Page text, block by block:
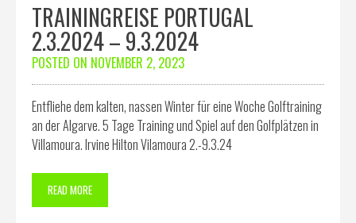
TRAININGREISE PORTUGAL
2.3.2024 – 9.3.2024
POSTED ON NOVEMBER 2, 2023
Entfliehe dem kalten, nassen Winter für eine Woche Golftraining
an der Algarve. 5 Tage Training und Spiel auf den Golfplätzen in
Villamoura. Irvine Hilton Vilamoura 2.-9.3.24
READ MORE